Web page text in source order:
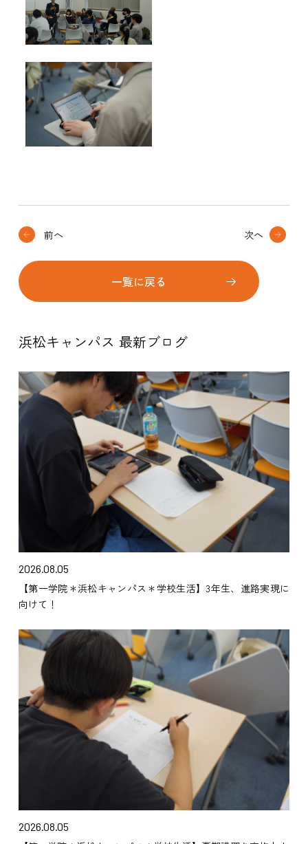
前へ
一覧に戻る
次へ
浜松キャンパス 最新ブログ
2026.08.05
【第一学院＊浜松キャンパス＊学校生活】3年生、進路実現に
向けて！
2026.08.05